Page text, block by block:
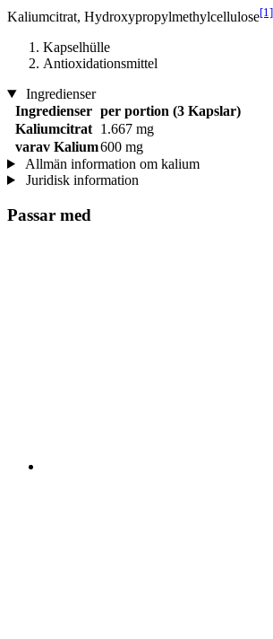
Kaliumcitrat, Hydroxypropylmethylcellulose[1]
Kapselhülle
Antioxidationsmittel
Ingredienser
Ingredienser per portion (3 Kapslar)
Kaliumcitrat
1.667 mg
varav Kalium600 mg
Allmän information om kalium
Juridisk information
Passar med